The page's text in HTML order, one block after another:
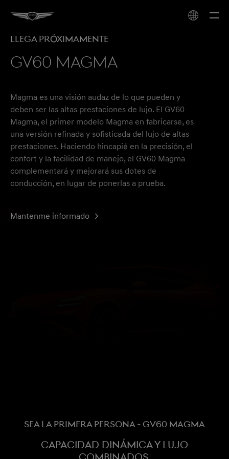
llega próximamente
GV60 MAGMA
Magma es una visión audaz de lo que pueden y
deben ser las altas prestaciones de lujo. El GV60
Magma, el primer modelo Magma en fabricarse, es
una versión refinada y sofisticada del lujo de altas
prestaciones. Haciendo hincapié en la precisión, el
confort y la facilidad de manejo, el GV60 Magma
complementará y mejorará sus dotes de
conducción, en lugar de ponerlas a prueba.
Mantenme informado
SEA LA PRIMERA PERSONA - GV60 MAGMA
CAPACIDAD DINÁMICA Y LUJO